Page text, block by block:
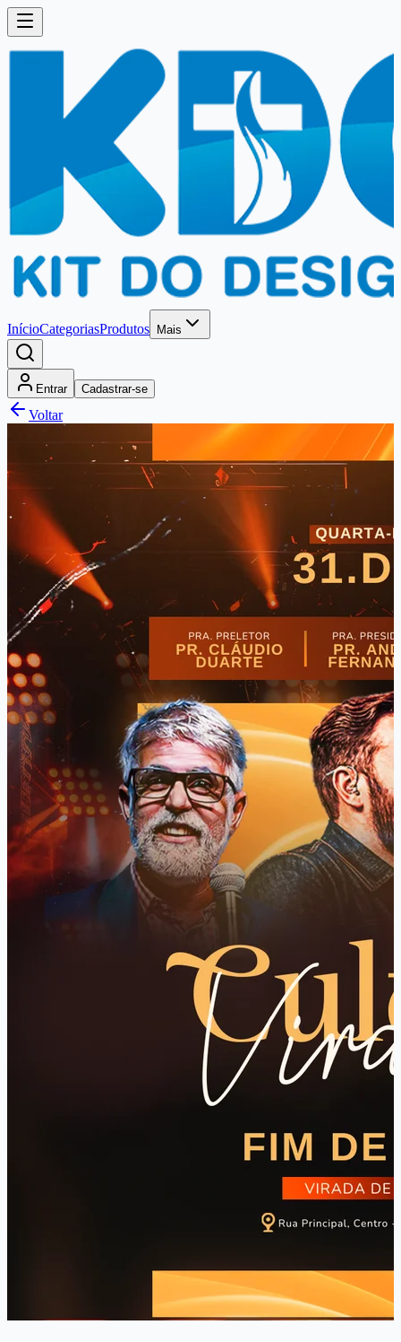
InícioCategoriasProdutos Mais
Entrar Cadastrar-se
Voltar